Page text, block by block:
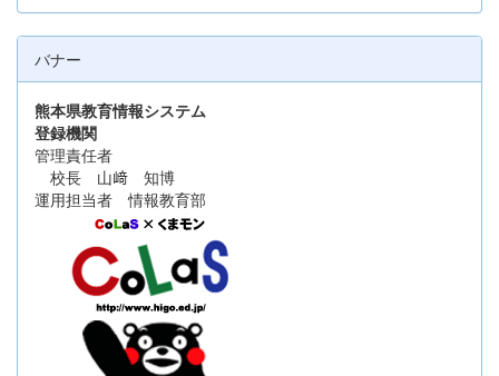
バナー
熊本県教育情報システム
登録機関
管理責任者
校長 山﨑 知博
運用担当者 情報教育部